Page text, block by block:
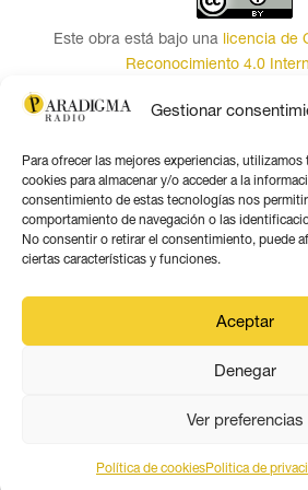
Gestionar
Para ofrecer las mejores experiencias,
cookies para almacenar y/o acceder a la
consentimiento de estas tecnologías nos
comportamiento de navegación o las
No consentir o retirar el consentimiento, puede
ciertas características y funciones.
Aceptar
Denegar
Ver preferencias
Política de cookiesPolitica de
Este obra está bajo una licencia de
Reconocimiento 4.0
Contacto por
Seguir
Seguir
Seguir
Seguir
Aviso legal
Política de